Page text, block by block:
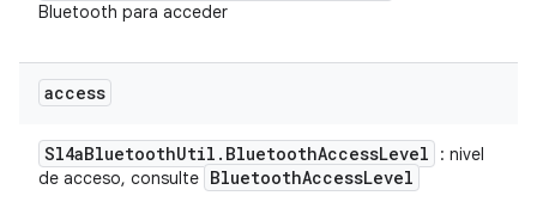
Bluetooth para acceder
access
Sl4aBluetoothUtil . BluetoothAccessLevel
: nivel
de acceso, consulte BluetoothAccessLevel